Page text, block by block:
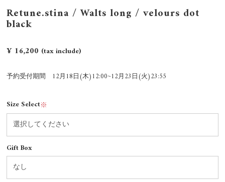
Retune.stina / Walts long / velours dot
black
¥ 16,200 (tax include)
予約受付期間 12月18日(木)12:00~12月23日(火)23:55
Size Select※
Gift Box